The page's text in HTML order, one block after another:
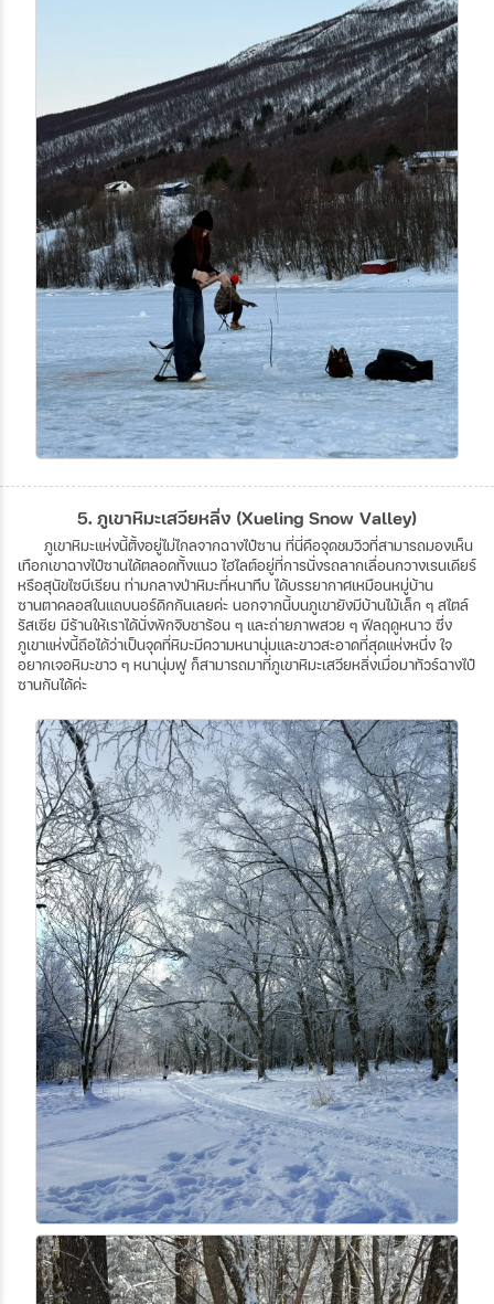
5. ภูเขาหิมะเสวียหลิ่ง (Xueling Snow Valley)
ภูเขาหิมะแห่งนี้ตั้งอยู่ไม่ไกลจากฉางไป๋ซาน ที่นี่คือจุดชมวิวที่สามารถมองเห็น
เทือกเขาฉางไป๋ซานได้ตลอดทั้งแนว ไฮไลต์อยู่ที่การนั่งรถลากเลื่อนกวางเรนเดียร์
หรือสุนัขไซบีเรียน ท่ามกลางป่าหิมะที่หนาทึบ ได้บรรยากาศเหมือนหมู่บ้าน
ซานตาคลอสในแถบนอร์ดิกกันเลยค่ะ นอกจากนี้บนภูเขายังมีบ้านไม้เล็ก ๆ สไตล์
รัสเซีย มีร้านให้เราได้นั่งพักจิบชาร้อน ๆ และถ่ายภาพสวย ๆ ฟีลฤดูหนาว ซึ่ง
ภูเขาแห่งนี้ถือได้ว่าเป็นจุดที่หิมะมีความหนานุ่มและขาวสะอาดที่สุดแห่งหนึ่ง ใจ
อยากเจอหิมะขาว ๆ หนานุ่มฟู ก็สามารถมาที่ภูเขาหิมะเสวียหลิ่งเมื่อมาทัวร์ฉางไป๋
ซานกันได้ค่ะ